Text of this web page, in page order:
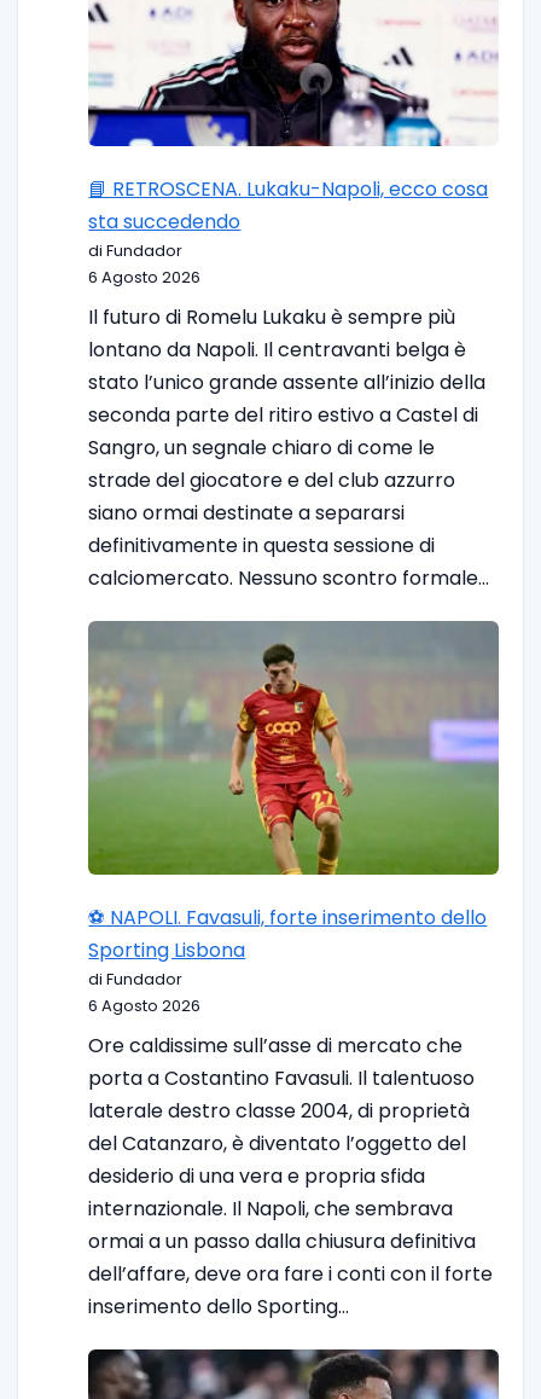
📘 RETROSCENA. Lukaku-Napoli, ecco cosa
sta succedendo
di Fundador
6 Agosto 2026
Il futuro di Romelu Lukaku è sempre più
lontano da Napoli. Il centravanti belga è
stato l’unico grande assente all’inizio della
seconda parte del ritiro estivo a Castel di
Sangro, un segnale chiaro di come le
strade del giocatore e del club azzurro
siano ormai destinate a separarsi
definitivamente in questa sessione di
calciomercato. Nessuno scontro formale…
⚽️ NAPOLI. Favasuli, forte inserimento dello
Sporting Lisbona
di Fundador
6 Agosto 2026
Ore caldissime sull’asse di mercato che
porta a Costantino Favasuli. Il talentuoso
laterale destro classe 2004, di proprietà
del Catanzaro, è diventato l’oggetto del
desiderio di una vera e propria sfida
internazionale. Il Napoli, che sembrava
ormai a un passo dalla chiusura definitiva
dell’affare, deve ora fare i conti con il forte
inserimento dello Sporting…